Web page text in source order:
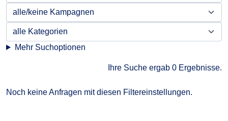
Mehr Suchoptionen
Ihre Suche ergab 0 Ergebnisse.
Noch keine Anfragen mit diesen Filtereinstellungen.